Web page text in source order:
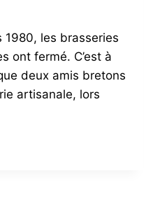
les brasseries
ont fermé. C’est à
deux amis bretons
artisanale, lors